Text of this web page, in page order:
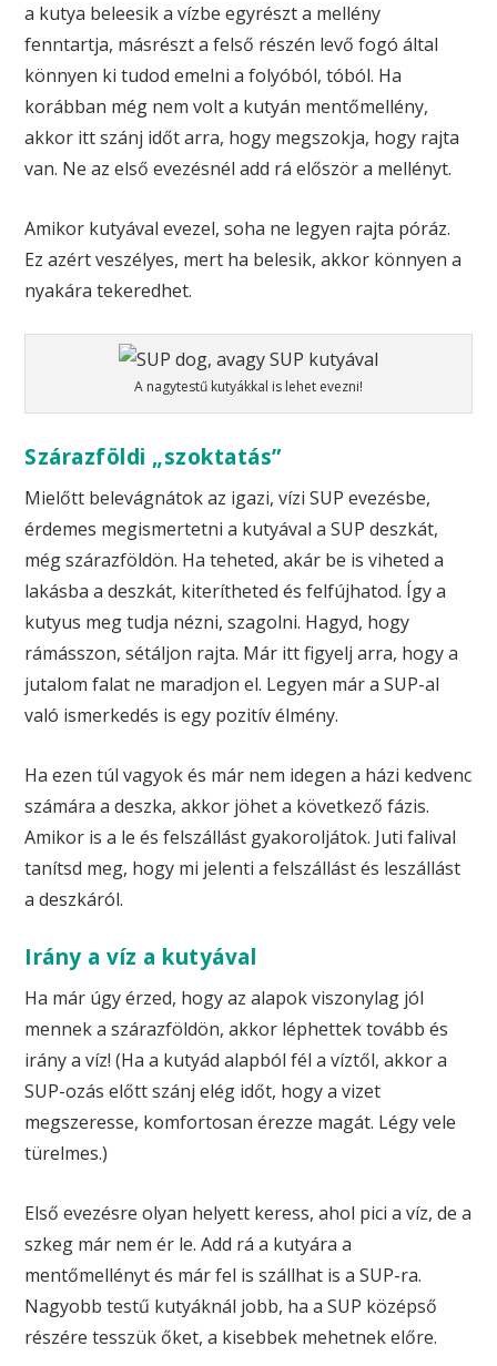
a kutya beleesik a vízbe egyrészt a mellény
fenntartja, másrészt a felső részén levő fogó által
könnyen ki tudod emelni a folyóból, tóból. Ha
korábban még nem volt a kutyán mentőmellény,
akkor itt szánj időt arra, hogy megszokja, hogy rajta
van. Ne az első evezésnél add rá először a mellényt.
Amikor kutyával evezel, soha ne legyen rajta póráz.
Ez azért veszélyes, mert ha belesik, akkor könnyen a
nyakára tekeredhet.
A nagytestű kutyákkal is lehet evezni!
Szárazföldi „szoktatás”
Mielőtt belevágnátok az igazi, vízi SUP evezésbe,
érdemes megismertetni a kutyával a SUP deszkát,
még szárazföldön. Ha teheted, akár be is viheted a
lakásba a deszkát, kiterítheted és felfújhatod. Így a
kutyus meg tudja nézni, szagolni. Hagyd, hogy
rámásszon, sétáljon rajta. Már itt figyelj arra, hogy a
jutalom falat ne maradjon el. Legyen már a SUP-al
való ismerkedés is egy pozitív élmény.
Ha ezen túl vagyok és már nem idegen a házi kedvenc
számára a deszka, akkor jöhet a következő fázis.
Amikor is a le és felszállást gyakoroljátok. Juti falival
tanítsd meg, hogy mi jelenti a felszállást és leszállást
a deszkáról.
Irány a víz a kutyával
Ha már úgy érzed, hogy az alapok viszonylag jól
mennek a szárazföldön, akkor léphettek tovább és
irány a víz! (Ha a kutyád alapból fél a víztől, akkor a
SUP-ozás előtt szánj elég időt, hogy a vizet
megszeresse, komfortosan érezze magát. Légy vele
türelmes.)
Első evezésre olyan helyett keress, ahol pici a víz, de a
szkeg már nem ér le. Add rá a kutyára a
mentőmellényt és már fel is szállhat is a SUP-ra.
Nagyobb testű kutyáknál jobb, ha a SUP középső
részére tesszük őket, a kisebbek mehetnek előre.